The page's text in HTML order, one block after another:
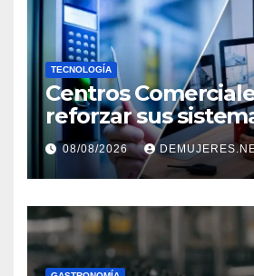
TECNOLOGÍA
Centros
reforzar sus
seguridad ante el
incremento de
el Décimo Tercer
08/08/2026